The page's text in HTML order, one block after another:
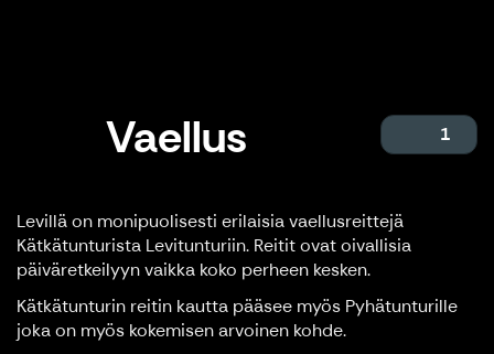
Vaellus 1
Levillä on monipuolisesti erilaisia vaellusreittejä
Kätkätunturista Levitunturiin. Reitit ovat oivallisia
päiväretkeilyyn vaikka koko perheen kesken.
Kätkätunturin reitin kautta pääsee myös Pyhätunturille
joka on myös kokemisen arvoinen kohde.